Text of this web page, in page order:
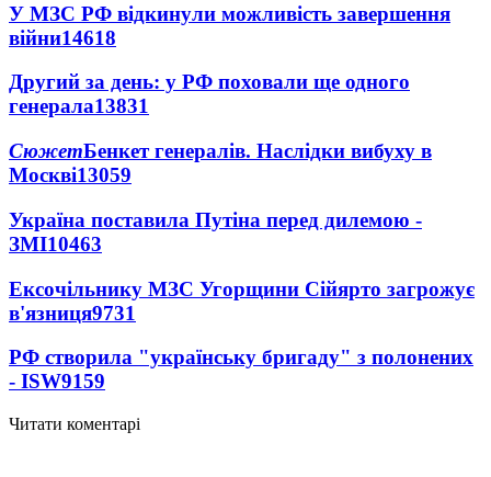
У МЗС РФ відкинули можливість завершення
війни14618
Другий за день: у РФ поховали ще одного
генерала13831
СюжетБенкет генералів. Наслідки вибуху в
Москві13059
Україна поставила Путіна перед дилемою -
ЗМІ10463
Ексочільнику МЗС Угорщини Сійярто загрожує
в'язниця9731
РФ створила "українську бригаду" з полонених
- ISW9159
Читати коментарі